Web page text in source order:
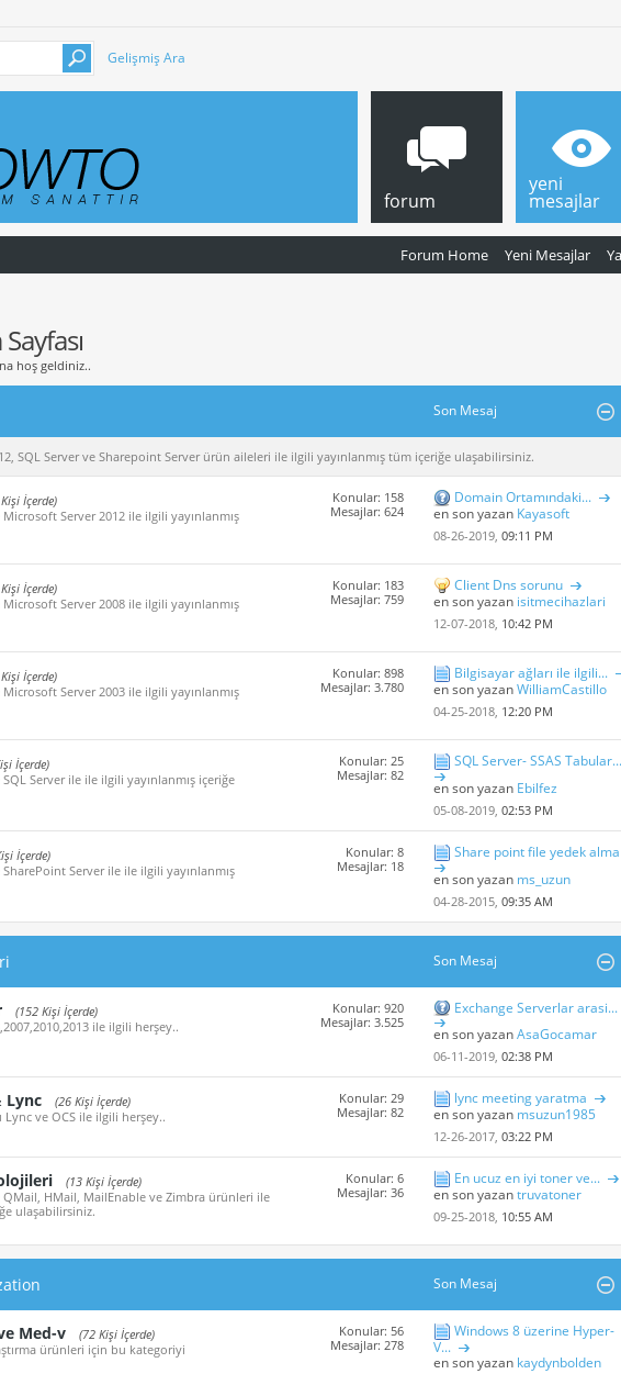
Gelişmiş Ara
forum
Forum Home Yeni Mesajlar
yeni
mesajlar
hoş geldiniz..
Son Mesaj
SQL Server ve Sharepoint Server ürün aileleri ile ilgili yayınlanmış tüm içeriğe ulaşabilirsiniz.
İçerde)
Server 2012 ile ilgili yayınlanmış
Konular: 158
Mesajlar: 624
Domain Ortamındaki...
en son yazan Kayasoft
08-26-2019, 09:11 PM
İçerde)
Server 2008 ile ilgili yayınlanmış
Konular: 183
Mesajlar: 759
Client Dns sorunu
en son yazan isitmecihazlari
12-07-2018, 10:42 PM
İçerde)
Server 2003 ile ilgili yayınlanmış
Konular: 898
Mesajlar: 3.780
Bilgisayar ağları ile ilgili...
en son yazanWilliamCastillo
04-25-2018, 12:20 PM
İçerde)
Server ile ile ilgili yayınlanmış içeriğe
Konular: 25
Mesajlar: 82
SQL Server- SSAS Tabular...
en son yazan Ebilfez
05-08-2019, 02:53 PM
İçerde)
Server ile ile ilgili yayınlanmış
Konular: 8
Mesajlar: 18
Share point file yedek alma
en son yazan ms_uzun
04-28-2015, 09:35 AM
Son Mesaj
(152 Kişi İçerde)
ile ilgili herşey..
Konular: 920
Mesajlar: 3.525
Exchange Serverlar arasi...
en son yazanAsaGocamar
06-11-2019, 02:38 PM
Lync
(26 Kişi İçerde)
ve OCS ile ilgili herşey..
Konular: 29
Mesajlar: 82
lync meeting yaratma
en son yazan msuzun1985
12-26-2017, 03:22 PM
(13 Kişi İçerde)
HMail, MailEnable ve Zimbra ürünleri ile
ulaşabilirsiniz.
Konular: 6
Mesajlar: 36
En ucuz en iyi toner ve...
en son yazantruvatoner
09-25-2018, 10:55 AM
Son Mesaj
Med-v
(72 Kişi İçerde)
ürünleri için bu kategoriyi
Konular: 56
Mesajlar: 278
Windows 8 üzerine Hyper-
V...
en son yazan kaydynbolden